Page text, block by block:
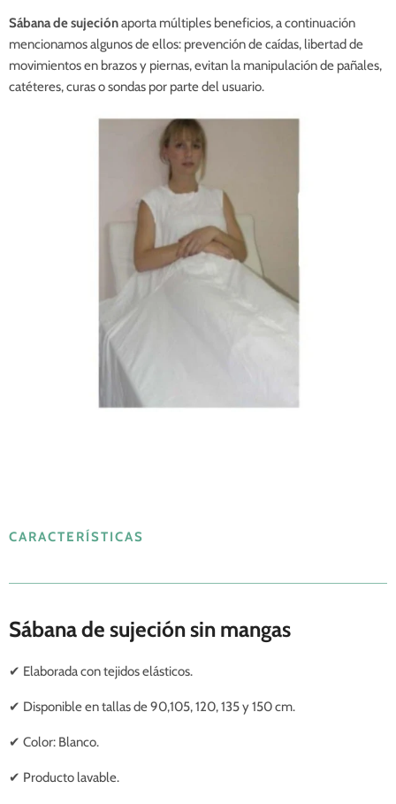
Sábana de sujeciónaporta múltiples beneficios, a continuación
mencionamos algunos de ellos: prevención de caídas, libertad de
movimientos en brazos y piernas, evitan la manipulación de pañales,
catéteres, curas o sondas por parte del usuario.
CARACTERÍSTICAS
Sábana de sujeción sin mangas
✔ Elaborada con tejidos elásticos.
✔ Disponible en tallas de 90,105, 120, 135 y 150 cm.
✔ Color: Blanco.
✔ Producto lavable.